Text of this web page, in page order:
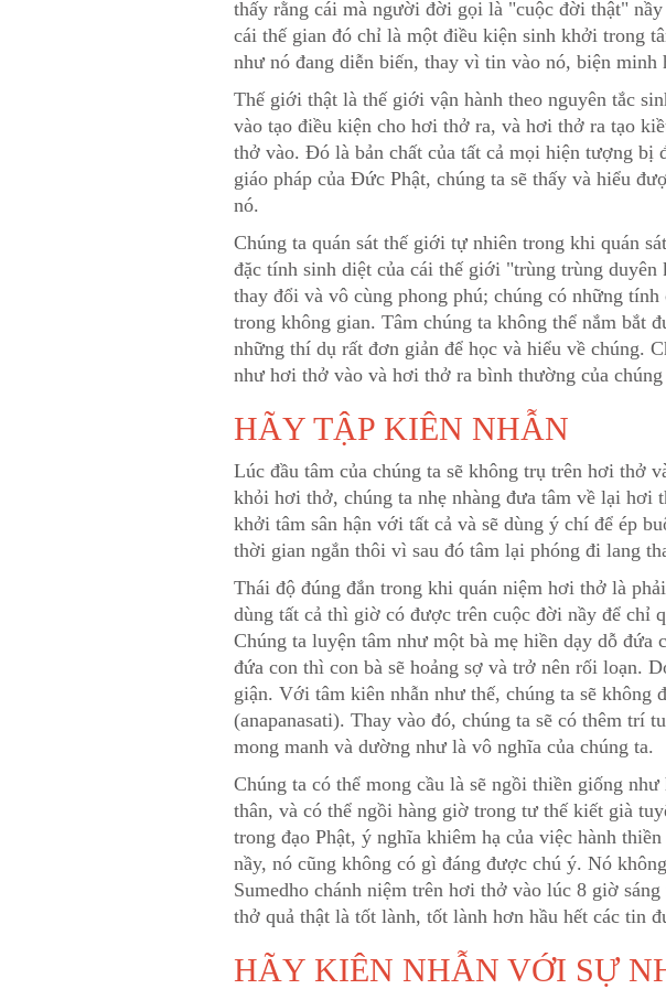
thấy rằng cái mà người đời gọi là "cuộc đời thật"
cái thế gian đó chỉ là một điều kiện sinh khởi trong
như nó đang diễn biến, thay vì tin vào nó, biện
Thế giới thật là thế giới vận hành theo nguyên tắc
vào tạo điều kiện cho hơi thở ra, và hơi thở ra tạo
thở vào. Đó là bản chất của tất cả mọi hiện tượng
giáo pháp của Đức Phật, chúng ta sẽ thấy và hiểu
nó.
Chúng ta quán sát thế giới tự nhiên trong khi quán
đặc tính sinh diệt của cái thế giới "trùng trùng
thay đổi và vô cùng phong phú; chúng có những
trong không gian. Tâm chúng ta không thể nắm bắt
những thí dụ rất đơn giản để học và hiểu về chúng.
như hơi thở vào và hơi thở ra bình thường của chúng
HÃY TẬP KIÊN NHẪN
Lúc đầu tâm của chúng ta sẽ không trụ trên hơi thở
khỏi hơi thở, chúng ta nhẹ nhàng đưa tâm về lại hơi
khởi tâm sân hận với tất cả và sẽ dùng ý chí để ép
thời gian ngắn thôi vì sau đó tâm lại phóng đi lang
Thái độ đúng đắn trong khi quán niệm hơi thở là
dùng tất cả thì giờ có được trên cuộc đời nầy để chỉ
Chúng ta luyện tâm như một bà mẹ hiền dạy dỗ
đứa con thì con bà sẽ hoảng sợ và trở nên rối loạn.
giận. Với tâm kiên nhẫn như thế, chúng ta sẽ
(anapanasati). Thay vào đó, chúng ta sẽ có thêm trí
mong manh và dường như là vô nghĩa của chúng ta.
Chúng ta có thể mong cầu là sẽ ngồi thiền giống
thân, và có thể ngồi hàng giờ trong tư thế kiết già
trong đạo Phật, ý nghĩa khiêm hạ của việc hành
nầy, nó cũng không có gì đáng được chú ý. Nó
Sumedho chánh niệm trên hơi thở vào lúc 8 giờ
thở quả thật là tốt lành, tốt lành hơn hầu hết các tin
HÃY KIÊN NHẪN VỚI SỰ